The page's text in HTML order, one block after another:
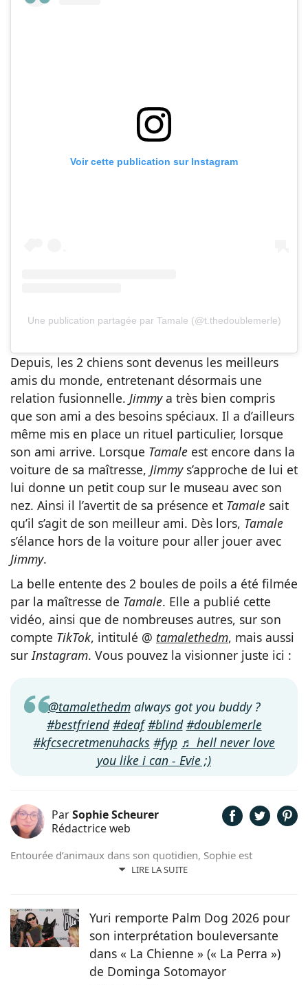
Voir cette publication sur Instagram
Une publication partagée par Tamale (@t.thedoublemerle)
Depuis, les 2 chiens sont devenus les meilleurs
amis du monde, entretenant désormais une
relation fusionnelle. Jimmya très bien compris
que son ami a des besoins spéciaux. Il a d’ailleurs
même mis en place un rituel particulier, lorsque
son ami arrive. Lorsque Tamale est encore dans la
voiture de sa maîtresse, Jimmy s’approche de lui et
lui donne un petit coup sur le museau avec son
nez. Ainsi il l’avertit de sa présence et Tamale sait
qu’il s’agit de son meilleur ami. Dès lors, Tamale
s’élance hors de la voiture pour aller jouer avec
Jimmy.
La belle entente des 2 boules de poils a été filmée
par la maîtresse de Tamale. Elle a publié cette
vidéo, ainsi que de nombreuses autres, sur son
compte TikTok, intitulé @ tamalethedm, mais aussi
sur Instagram. Vous pouvez la visionner juste ici :
@tamalethedmalways got you buddy ?
#bestfriend #deaf #blind #doublemerle
#kfcsecretmenuhacks #fyp ♬ hell never love
you like i can - Evie ;)
ParSophie Scheurer
Rédactrice web
LIRE LA SUITE
Entourée d’animaux dans son quotidien, Sophie est
également passionnée de mots. Son amour pour les
précaire. Maya la croisée Labrador-Border Collie a été
retrouvée errante par la SPA et Hatchi, le chien Arbi, a été
sauvé de Tunisie. À ses yeux, ses 2 chiens, son chat et ses
lapins font partie intégrante de sa vie et de sa famille ! C’est
donc sans hésiter qu’elle a décidé de mettre sa plume au
Yuri remporte Palm Dog 2026 pour
son interprétation bouleversante
dans « La Chienne » (« La Perra »)
de Dominga Sotomayor